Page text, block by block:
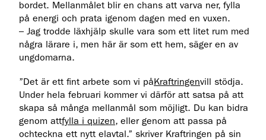
bordet. Mellanmålet blir en chans att varva ner, fylla
på energi och prata igenom dagen med en vuxen.
– Jag trodde läxhjälp skulle vara som ett litet rum med
några lärare i, men här är som ett hem, säger en av
ungdomarna.
”Det är ett fint arbete som vi på​Kraftringenvill stödja.
Under hela februari kommer vi därför att satsa på att
skapa så många mellanmål som möjligt. Du kan bidra
genom attfylla i quizen, eller genom att passa på
ochteckna ett nytt elavtal.” skriver Kraftringen på sin